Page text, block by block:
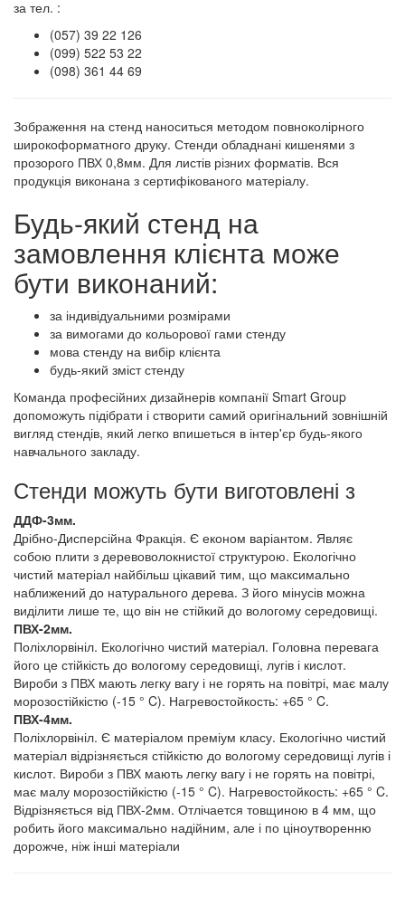
за тел. :
(057) 39 22 126
(099) 522 53 22
(098) 361 44 69
Зображення на стенд наноситься методом повноколірного
широкоформатного друку. Стенди обладнані кишенями з
прозорого ПВХ 0,8мм. Для листів різних форматів. Вся
продукція виконана з сертифікованого матеріалу.
Будь-який стенд на
замовлення клієнта може
бути виконаний:
за індивідуальними розмірами
за вимогами до кольорової гами стенду
мова стенду на вибір клієнта
будь-який зміст стенду
Команда професійних дизайнерів компанії Smart Group
допоможуть підібрати і створити самий оригінальний зовнішній
вигляд стендів, який легко впишеться в інтер'єр будь-якого
навчального закладу.
Стенди можуть бути виготовлені з
ДДФ-3мм.
Дрібно-Дисперсійна Фракція. Є економ варіантом. Являє
собою плити з деревоволокнистої структурою. Екологічно
чистий матеріал найбільш цікавий тим, що максимально
наближений до натурального дерева. З його мінусів можна
виділити лише те, що він не стійкий до вологому середовищі.
ПВХ-2мм.
Поліхлорвініл. Екологічно чистий матеріал. Головна перевага
його це стійкість до вологому середовищі, лугів і кислот.
Вироби з ПВХ мають легку вагу і не горять на повітрі, має малу
морозостійкістю (-15 ° C). Нагревостойкость: +65 ° C.
ПВХ-4мм.
Поліхлорвініл. Є матеріалом преміум класу. Екологічно чистий
матеріал відрізняється стійкістю до вологому середовищі лугів і
кислот. Вироби з ПВХ мають легку вагу і не горять на повітрі,
має малу морозостійкістю (-15 ° C). Нагревостойкость: +65 ° C.
Відрізняється від ПВХ-2мм. Отлічается товщиною в 4 мм, що
робить його максимально надійним, але і по ціноутворенню
дорожче, ніж інші матеріали